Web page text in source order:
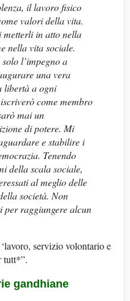
il lavoro fisico
valori della vita.
metterli in atto nella
nella vita sociale.
l’impegno a
una vera
libertà a ogni
come membro
mai un
di potere. Mi
e stabilire i
Tenendo
della scala sociale,
al meglio delle
società. Non
raggiungere alcun
servizio volontario e
tutt*”.
gandhiane